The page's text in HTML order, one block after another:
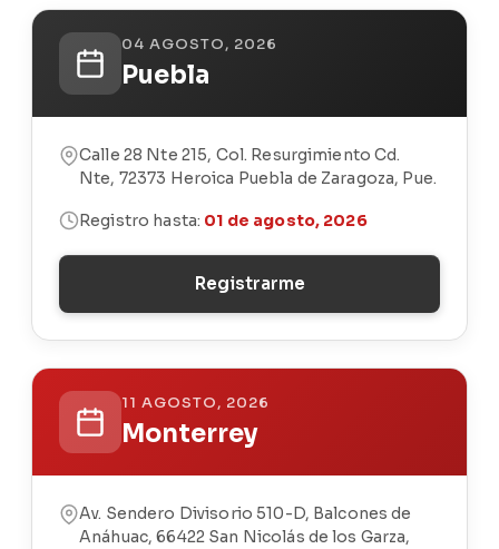
04 AGOSTO, 2026
Puebla
Calle 28 Nte 215, Col. Resurgimiento Cd.
Nte, 72373 Heroica Puebla de Zaragoza, Pue.
Registro hasta: 01 de agosto, 2026
Registrarme
11 AGOSTO, 2026
Monterrey
Av. Sendero Divisorio 510-D, Balcones de
Anáhuac, 66422 San Nicolás de los Garza,